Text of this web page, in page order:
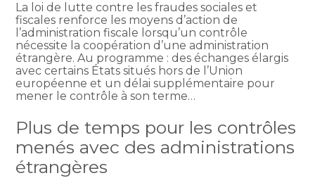
La loi de lutte contre les fraudes sociales et
fiscales renforce les moyens d’action de
l’administration fiscale lorsqu’un contrôle
nécessite la coopération d’une administration
étrangère. Au programme : des échanges élargis
avec certains États situés hors de l’Union
européenne et un délai supplémentaire pour
mener le contrôle à son terme…
Plus de temps pour les contrôles
menés avec des administrations
étrangères